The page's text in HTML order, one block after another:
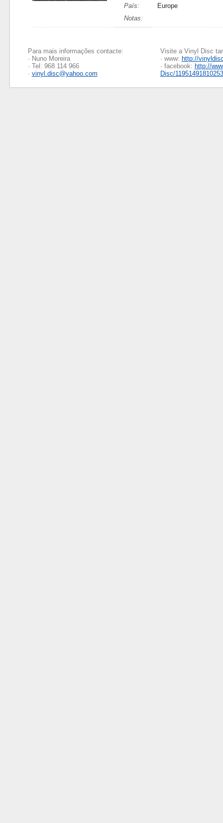
País:
Europe
Notas:
Para mais informações contacte:
· Nuno Moreira
· Tel: 968 114 966
· vinyl.disc@yahoo.com
Visite a Vinyl Disc
· www: http://
· facebook: http://
Disc/